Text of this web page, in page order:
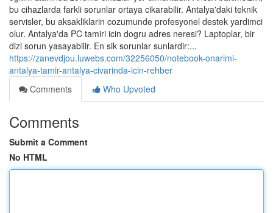
bu cihazlarda farkli sorunlar ortaya cikarabilir. Antalya'daki teknik
servisler, bu aksakliklarin cozumunde profesyonel destek yardimci
olur. Antalya'da PC tamiri icin dogru adres neresi? Laptoplar, bir
dizi sorun yasayabilir. En sik sorunlar sunlardir:...
https://zanevdjou.luwebs.com/32256050/notebook-onarimi-
antalya-tamir-antalya-civarinda-icin-rehber
Comments
Who Upvoted
Comments
Submit a Comment
No HTML